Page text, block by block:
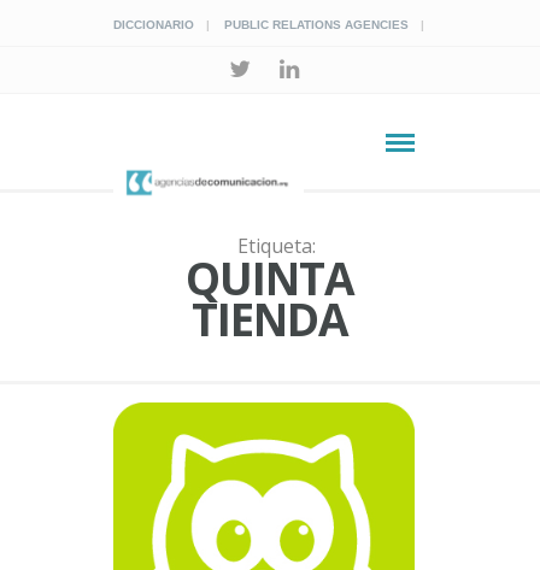
DICCIONARIO PUBLIC RELATIONS AGENCIES
Etiqueta:
QUINTA
TIENDA